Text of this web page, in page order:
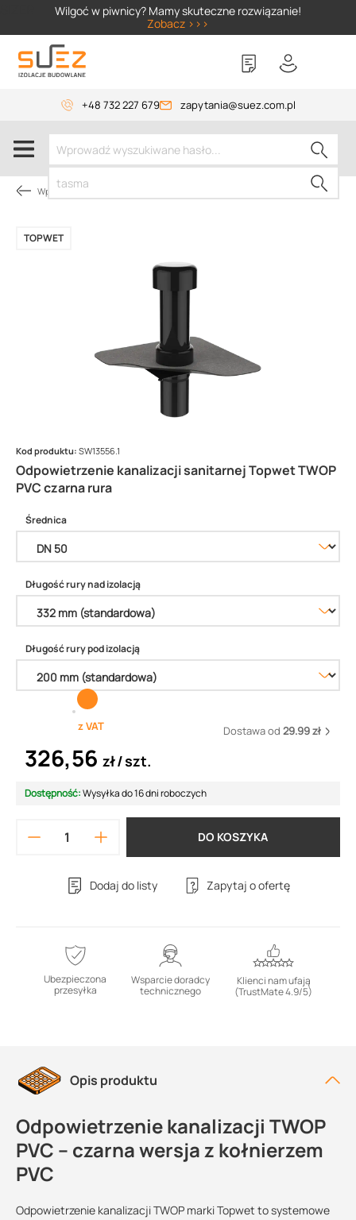
Wilgoć w piwnicy? Mamy skuteczne rozwiązanie!
Zobacz >>>
+48 732 227 679 zapytania@suez.com.pl
Wpusty i akcesoria
Odpowietrzenie kanalizacji sanitarnej Topwet TWOP
PVC czarna rura
TOPWET
Kod produktu: SW13556.1
Średnica
Długość rury nad izolacją
Długość rury pod izolacją
z VAT Dostawa od 29.99 zł
326,56 zł szt.
Dostępność:Wysyłka do 16 dni roboczych
DO KOSZYKA
Dodaj do listy Zapytaj o ofertę
Ubezpieczona
przesyłka
Wsparcie doradcy
technicznego
Klienci nam ufają
(TrustMate 4.9/5)
Opis produktu
Odpowietrzenie kanalizacji TWOP
PVC – czarna wersja z kołnierzem
PVC
Odpowietrzenie kanalizacji TWOP marki Topwet to systemowe